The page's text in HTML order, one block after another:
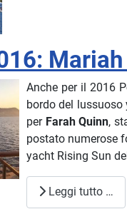
Anche per il 2016
bordo del
per Farah Quinn,
postato numerose
yacht Rising Sun
Leggi tutto …